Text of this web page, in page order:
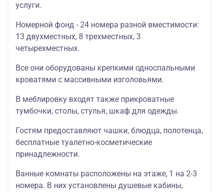
услуги.
Номерной фонд - 24 номера разной вместимости:
13 двухместных, 8 трехместных, 3
четырехместных.
Все они оборудованы крепкими односпальными
кроватями с массивными изголовьями.
В меблировку входят также прикроватные
тумбочки, столы, стулья, шкаф для одежды.
Гостям предоставляют чашки, блюдца, полотенца,
бесплатные туалетно-косметические
принадлежности.
Ванные комнаты расположены на этаже, 1 на 2-3
номера. В них установлены душевые кабины,